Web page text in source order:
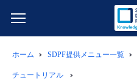
サービス一覧
ホーム SDPF提供メニュー一覧
チュートリアル